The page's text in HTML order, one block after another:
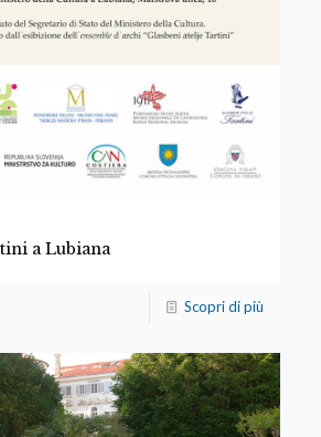
a Lubiana
Scopri di più